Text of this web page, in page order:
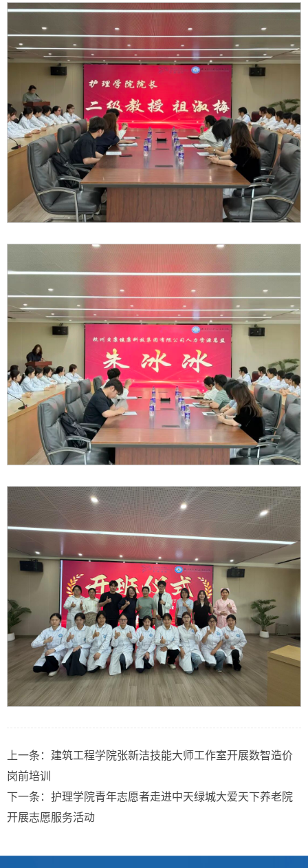
上一条： 建筑工程学院张新洁技能大师工作室开展数智造价
岗前培训
下一条： 护理学院青年志愿者走进中天绿城大爱天下养老院
开展志愿服务活动